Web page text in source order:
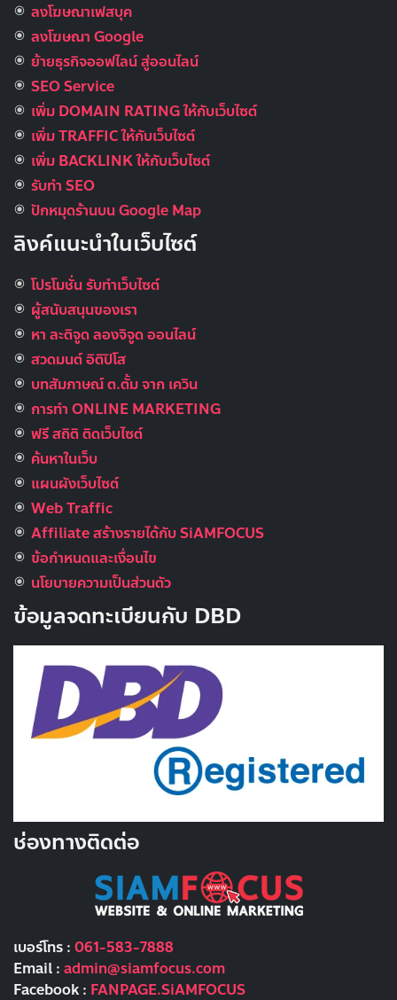
ลงโฆษณาเฟสบุค
ลงโฆษณา Google
ย้ายธุรกิจออฟไลน์ สู่ออนไลน์
SEO Service
เพิ่ม DOMAIN RATING ให้กับเว็บไซต์
เพิ่ม TRAFFIC ให้กับเว็บไซต์
เพิ่ม BACKLINK ให้กับเว็บไซต์
รับทำ SEO
ปักหมุดร้านบน Google Map
ลิงค์แนะนำในเว็บไซต์
โปรโมชั่น รับทำเว็บไซต์
ผู้สนับสนุนของเรา
หา ละติจูด ลองจิจูด ออนไลน์
สวดมนต์ อิติปิโส
บทสัมภาษณ์ ต.ตั้ม จาก เควิน
การทำ ONLINE MARKETING
ฟรี สถิติ ติดเว็บไซต์
ค้นหาในเว็บ
แผนผังเว็บไซต์
Web Traffic
Affiliate สร้างรายได้กับ SiAMFOCUS
ข้อกำหนดและเงื่อนไข
นโยบายความเป็นส่วนตัว
ข้อมูลจดทะเบียนกับ DBD
ช่องทางติดต่อ
เบอร์โทร : 061-583-7888
Email : admin@siamfocus.com
Facebook : FANPAGE.SiAMFOCUS